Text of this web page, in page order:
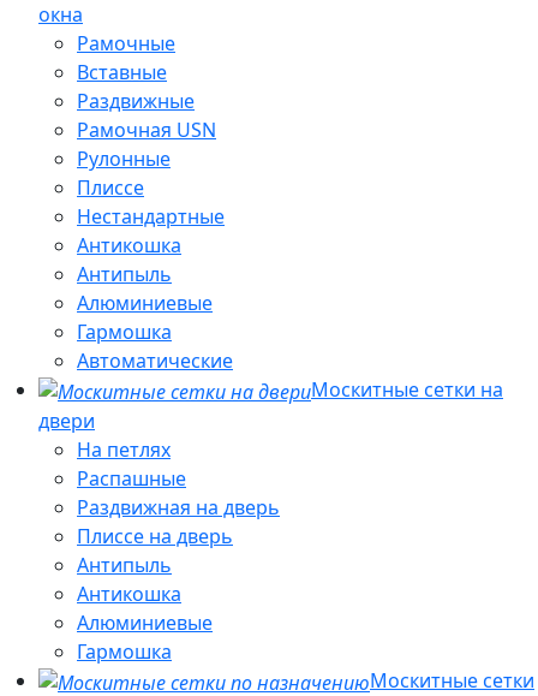
окна
Рамочные
Вставные
Раздвижные
Рамочная USN
Рулонные
Плиссе
Нестандартные
Антикошка
Антипыль
Алюминиевые
Гармошка
Автоматические
Москитные сетки на
двери
На петлях
Распашные
Раздвижная на дверь
Плиссе на дверь
Антипыль
Антикошка
Алюминиевые
Гармошка
Москитные сетки